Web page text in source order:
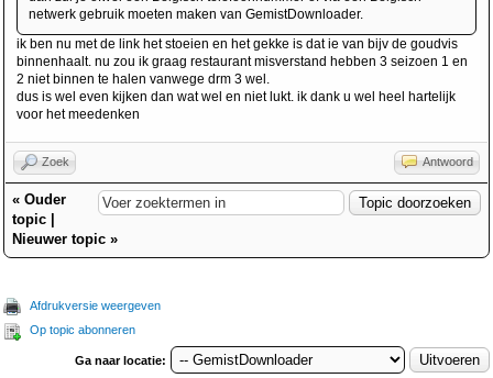
netwerk gebruik moeten maken van GemistDownloader.
ik ben nu met de link het stoeien en het gekke is dat ie van bijv de goudvis
binnenhaalt. nu zou ik graag restaurant misverstand hebben 3 seizoen 1 en
2 niet binnen te halen vanwege drm 3 wel.
dus is wel even kijken dan wat wel en niet lukt. ik dank u wel heel hartelijk
voor het meedenken
Zoek Antwoord
« Ouder
topic
Nieuwer topic »
Afdrukversie weergeven
Op topic abonneren
Ga naar locatie: